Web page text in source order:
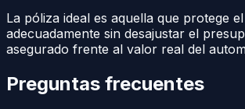
La póliza ideal es aquella que protege
adecuadamente sin desajustar el
asegurado frente al valor real del
Preguntas frecuentes